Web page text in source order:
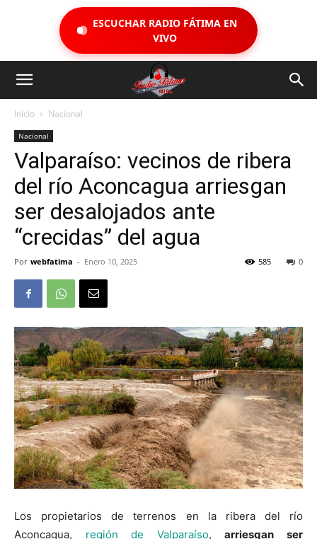
ESCUCHAR RADIO FÁTIMA EN
VIVO
Inicio Nacional
Nacional
Valparaíso: vecinos de ribera
del río Aconcagua arriesgan
ser desalojados ante
“crecidas” del agua
Por webfatima - Enero 10, 2025 0
585
Los propietarios de terrenos en la ribera del río
Aconcagua, región de Valparaíso,arriesgan ser